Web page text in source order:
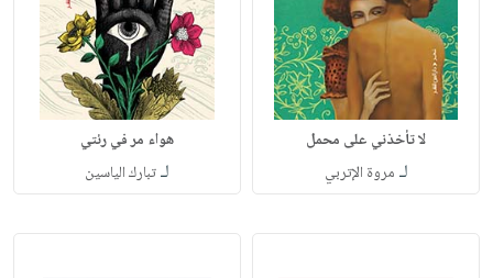
لا تأخذني على محمل
لـ مروة الإتربي
هواء مر في رئتي
لـتبارك الياسين